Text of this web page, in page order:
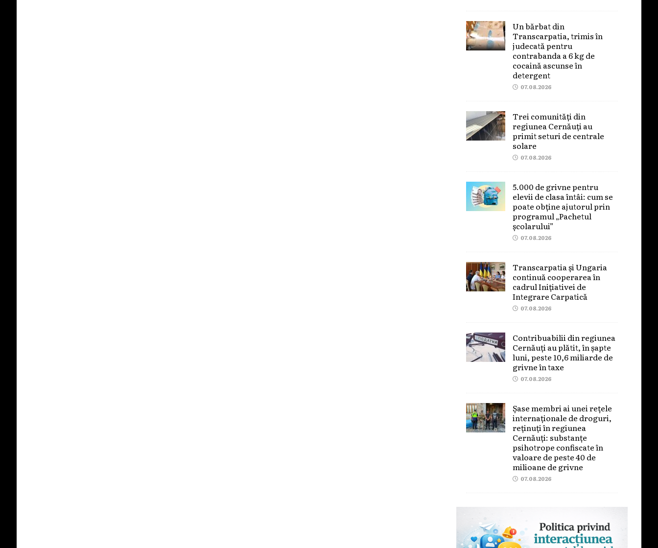
Un bărbat din
Transcarpatia, trimis în
judecată pentru
contrabanda a 6 kg de
cocaină ascunse în
detergent
07.08.2026
Trei comunități din
regiunea Cernăuți au
primit seturi de centrale
solare
07.08.2026
5.000 de grivne pentru
elevii de clasa întâi: cum se
poate obține ajutorul prin
programul „Pachetul
școlarului”
07.08.2026
Transcarpatia și Ungaria
continuă cooperarea în
cadrul Inițiativei de
Integrare Carpatică
07.08.2026
Contribuabilii din regiunea
Cernăuți au plătit, în șapte
luni, peste 10,6 miliarde de
grivne în taxe
07.08.2026
Șase membri ai unei rețele
internaționale de droguri,
reținuți în regiunea
Cernăuți: substanțe
psihotrope confiscate în
valoare de peste 40 de
milioane de grivne
07.08.2026